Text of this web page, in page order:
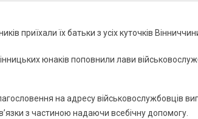
приїхали їх батьки з усіх куточків
на адресу військовослужбовців
з частиною надаючи всебічну допомогу.